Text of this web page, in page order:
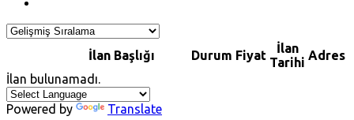
İlan Başlığı Durum Fiyat
İlan
Tarihi Adres
İlan bulunamadı.
Powered by Translate